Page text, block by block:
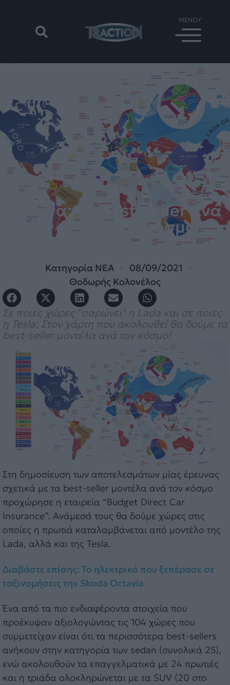
Έρευνα: Τα best-seller ανά
χώρα σε όλο τον κόσμο
Κατηγορία ΝΕΑ
08/09/2021
Θοδωρής Κολονέλος
Σε ποιες χώρες "σαρώνει" η Lada και σε ποιες
η Tesla; Στον χάρτη που ακολουθεί θα δούμε τα
best-seller μοντέλα ανά τον κόσμο!
Στη δημοσίευση των αποτελεσμάτων μίας έρευνας
σχετικά με τα best-seller μοντέλα ανά τον κόσμο
προχώρησε η εταιρεία “Budget Direct Car
Insurance”. Ανάμεσά τους θα δούμε χώρες στις
οποίες η πρωτιά καταλαμβάνεται από μοντέλο της
Lada, αλλά και της Tesla.
Διαβάστε επίσης: Το ηλεκτρικό που ξεπέρασε σε
ταξινομήσεις την Skoda Octavia
Ένα από τα πιο ενδιαφέροντα στοιχεία που
προέκυψαν αξιολογώντας τις 104 χώρες που
συμμετείχαν είναι ότι τα περισσότερα best-sellers
ανήκουν στην κατηγορία των sedan (συνολικά 25),
ενώ ακολουθούν τα επαγγελματικά με 24 πρωτιές
και η τριάδα ολοκληρώνεται με τα SUV (20 στο